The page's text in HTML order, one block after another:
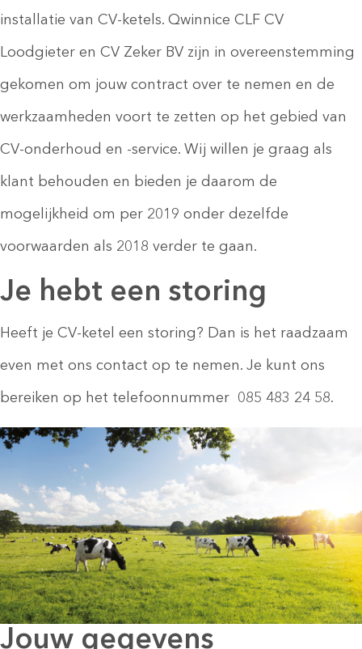
installatie van CV-ketels. Qwinnice CLF CV
Loodgieter en CV Zeker BV zijn in overeenstemming
gekomen om jouw contract over te nemen en de
werkzaamheden voort te zetten op het gebied van
CV-onderhoud en -service. Wij willen je graag als
klant behouden en bieden je daarom de
mogelijkheid om per 2019 onder dezelfde
voorwaarden als 2018 verder te gaan.
Je hebt een storing
Heeft je CV-ketel een storing? Dan is het raadzaam
even met ons contact op te nemen. Je kunt ons
bereiken op het telefoonnummer 085 483 24 58.
Jouw gegevens